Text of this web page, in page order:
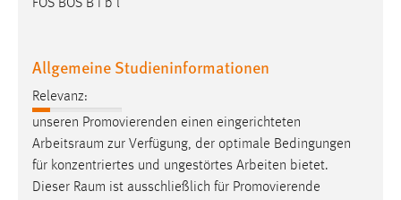
FOS BOS B i b l
Allgemeine Studieninformationen
Relevanz:
unseren Promovierenden einen eingerichteten
Arbeitsraum zur Verfügung, der optimale Bedingungen
für konzentriertes und ungestörtes Arbeiten bietet.
Dieser Raum ist ausschließlich für Promovierende